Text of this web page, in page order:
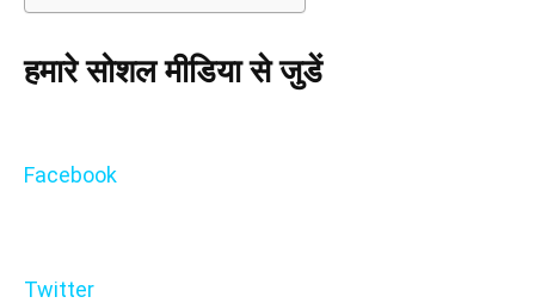
हमारे सोशल मीडिया से जुडें
Facebook
Twitter